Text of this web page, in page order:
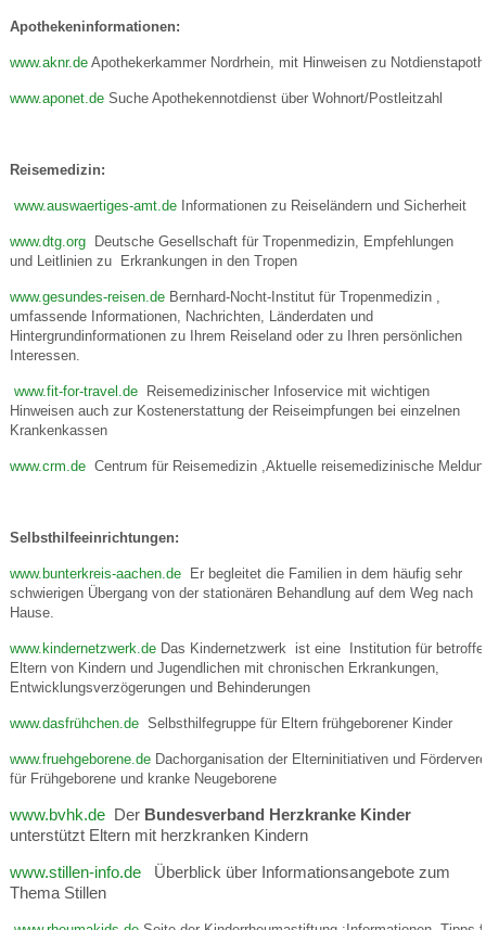
Apothekeninformationen:
www.aknr.deApothekerkammer Nordrhein, mit Hinweisen zu
www.aponet.deSuche Apothekennotdienst über Wohnort/Postleitzahl
Reisemedizin:
www.auswaertiges-amt.deInformationen zu Reiseländern und Sicherheit
www.dtg.orgDeutsche Gesellschaft für Tropenmedizin, Empfehlungen
und Leitlinien zu Erkrankungen in den Tropen
www.gesundes-reisen.deBernhard-Nocht-Institut für Tropenmedizin ,
umfassende Informationen, Nachrichten, Länderdaten und
Hintergrundinformationen zu Ihrem Reiseland oder zu Ihren persönlichen
Interessen.
www.fit-for-travel.deReisemedizinischer Infoservice mit wichtigen
Hinweisen auch zur Kostenerstattung der Reiseimpfungen bei einzelnen
Krankenkassen
www.crm.deCentrum für Reisemedizin ,Aktuelle reisemedizinische
Selbsthilfeeinrichtungen:
www.bunterkreis-aachen.deEr begleitet die Familien in dem häufig sehr
schwierigen Übergang von der stationären Behandlung auf dem Weg nach
Hause.
www.kindernetzwerk.deDas Kindernetzwerk ist eine Institution für
Eltern von Kindern und Jugendlichen mit chronischen Erkrankungen,
Entwicklungsverzögerungen und Behinderungen
www.dasfrühchen.deSelbsthilfegruppe für Eltern frühgeborener Kinder
www.fruehgeborene.deDachorganisation der Elterninitiativen und
für Frühgeborene und kranke Neugeborene
www.bvhk.deDer Bundesverband Herzkranke Kinder
unterstützt Eltern mit herzkranken Kindern
www.stillen-info.deÜberblick über Informationsangebote zum
Thema Stillen